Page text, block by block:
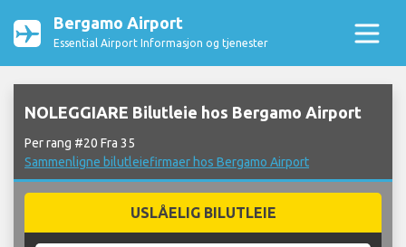
Bergamo Airport
Essential Airport Informasjon og tjenester
NOLEGGIARE Bilutleie hos Bergamo Airport
Per rang #20 Fra 35
Sammenligne bilutleiefirmaer hos Bergamo Airport
USLÅELIG BILUTLEIE